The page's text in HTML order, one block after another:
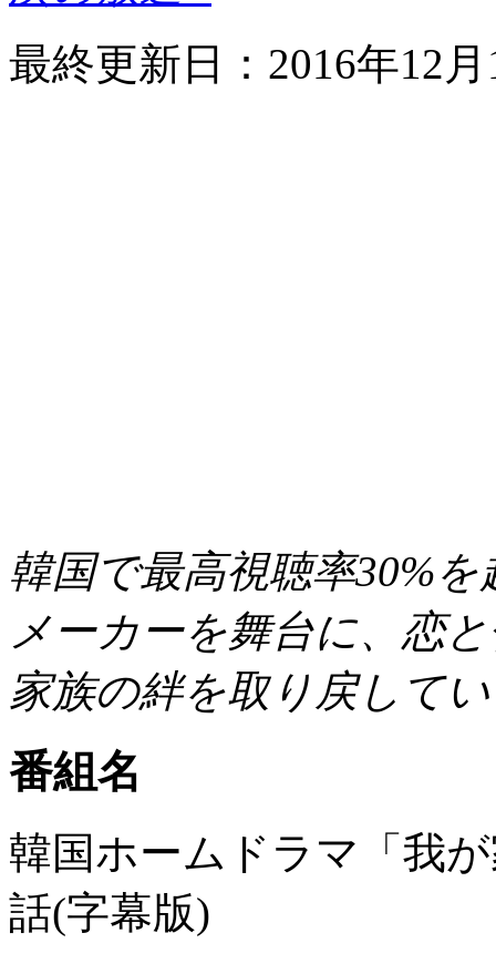
最終更新日： 2016年12
韓国で最高視聴率30%
メーカーを舞台に、恋
家族の絆を取り戻して
番組名
韓国ホームドラマ「我
話(字幕版)